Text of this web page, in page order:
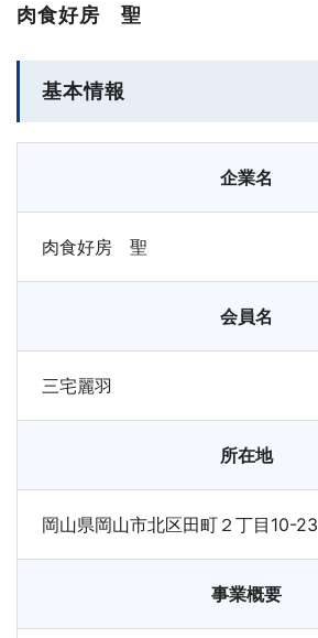
肉食好房 聖
基本情報
企業名
肉食好房 聖
会員名
三宅麗羽
所在地
岡山県岡山市北区田町２丁目10-23
事業概要